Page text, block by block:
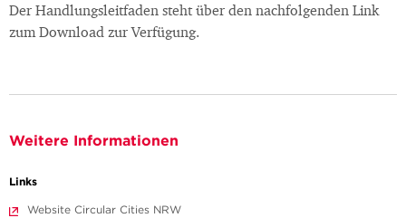
Der Handlungsleitfaden steht über den nachfolgenden Link
zum Download zur Verfügung.
Weitere Informationen
Links
Website Circular Cities NRW